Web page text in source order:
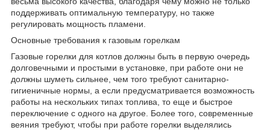
поддерживать оптимальную температуру, но также
регулировать мощность пламени.
Основные требования к газовым горелкам
Газовые горелки для котлов должны быть в первую очередь
долговечными и простыми в установке, при работе они не
должны шуметь сильнее, чем того требуют санитарно-
гигиеничные нормы, а если предусматривается возможность
работы на нескольких типах топлива, то еще и быстрое
переключение с одного на другое. Более того, современные
веяния требуют, чтобы при работе горелки выделялись